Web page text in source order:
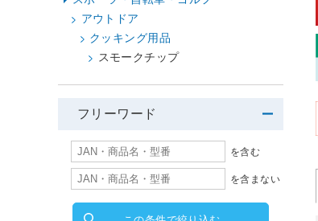
アウトドア
クッキング用品
スモークチップ
フリーワード
を含む
を含まない